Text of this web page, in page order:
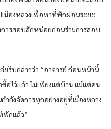
เมืองหลวงเพื่อหาที่พักผ่อนระยะ
การสอบสักหน่อยก่อนร่วมการสอบ
ยรีบกล่าวว่า “อาจารย์ ก่อนหน้านี้
อไว้แล้ว ไม่เพียงแต่บ้าน แม้แต่คน
ลังจัดการทุกอย่างอยู่ที่เมืองหลวง
พักแล้ว”